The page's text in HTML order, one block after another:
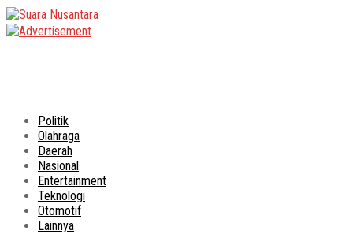
Politik
Olahraga
Daerah
Nasional
Entertainment
Teknologi
Otomotif
Lainnya